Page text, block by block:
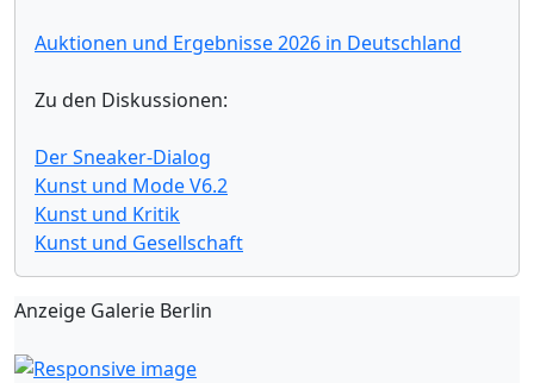
Auktionen und Ergebnisse 2026 in Deutschland
Zu den Diskussionen:
Der Sneaker-Dialog
Kunst und Mode V6.2
Kunst und Kritik
Kunst und Gesellschaft
Anzeige Galerie Berlin